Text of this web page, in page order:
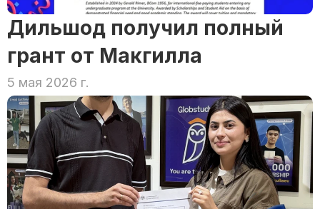
Дильшод получил полный
грант от Макгилла
5 мая 2026 г.